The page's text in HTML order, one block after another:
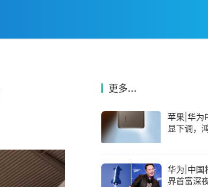
更多...
苹果|华为
显下调，
华为|中国
界首富深